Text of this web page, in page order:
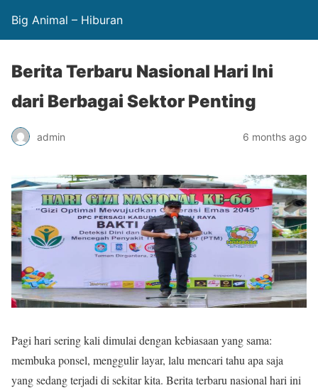
Big Animal – Hiburan
Berita Terbaru Nasional Hari Ini
dari Berbagai Sektor Penting
admin 6 months ago
Pagi hari sering kali dimulai dengan kebiasaan yang sama:
membuka ponsel, menggulir layar, lalu mencari tahu apa saja
yang sedang terjadi di sekitar kita. Berita terbaru nasional hari ini